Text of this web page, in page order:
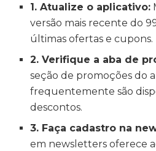
1. Atualize o aplicativo:
versão mais recente do
últimas ofertas e cupons.
2. Verifique a aba de
seção de promoções do
frequentemente são
descontos.
3. Faça cadastro na
em newsletters oferece